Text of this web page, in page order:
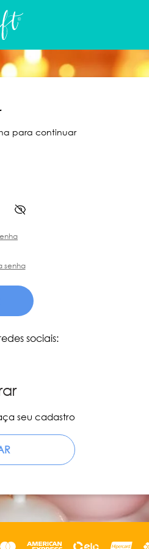
para continuar
senha
sociais:
seu cadastro